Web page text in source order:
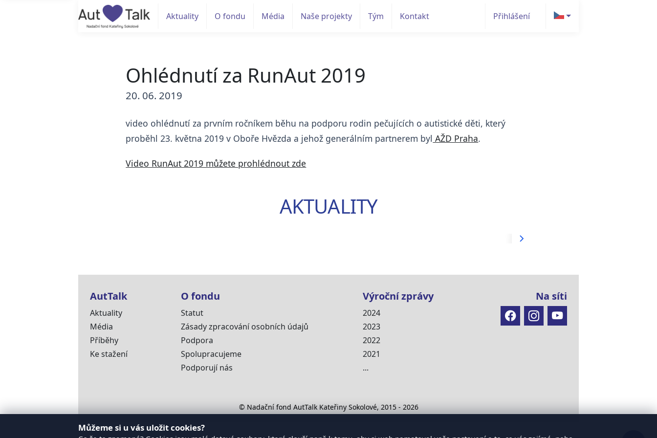
Aktuality O fondu Média Naše projekty Tým Kontakt Přihlášení
Ohlédnutí za RunAut 2019
20. 06. 2019
video ohlédnutí za prvním ročníkem běhu na podporu rodin pečujících o autistické děti, který
proběhl 23. května 2019 v Oboře Hvězda a jehož generálním partnerem byl AŽD Praha.
Video RunAut 2019 můžete prohlédnout zde
AKTUALITY
Můžeme si u vás uložit cookies?
AutTalk
Aktuality
Média
Příběhy
Ke stažení
O fondu
Statut
Zásady zpracování osobních údajů
Podpora
Spolupracujeme
Podporují nás
Výroční zprávy
2024
2023
2022
2021
...
Na síti
© Nadační fond AutTalk Kateřiny Sokolové, 2015 - 2026